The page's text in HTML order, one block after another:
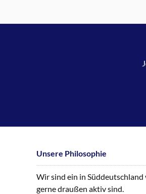
Unsere Philosophie
Wir sind ein in
gerne draußen aktiv sind.